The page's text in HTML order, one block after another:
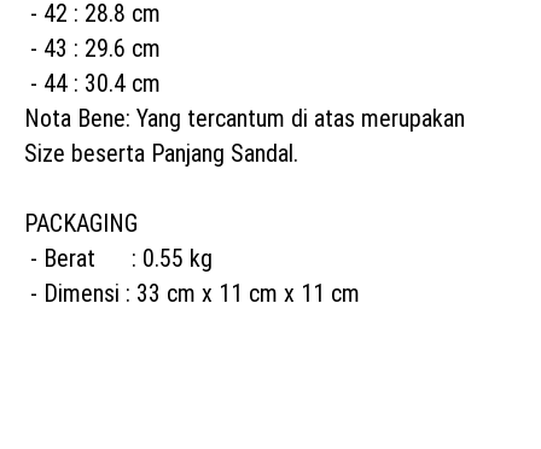
- 42 : 28.8 cm
- 43 : 29.6 cm
- 44 : 30.4 cm
Nota Bene: Yang tercantum di atas merupakan
Size beserta Panjang Sandal.
PACKAGING
- Berat      : 0.55 kg
- Dimensi : 33 cm x 11 cm x 11 cm